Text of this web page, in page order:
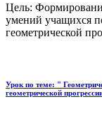
Цель:
умений учащихся
геометрической
Урок по теме: "
геометрической